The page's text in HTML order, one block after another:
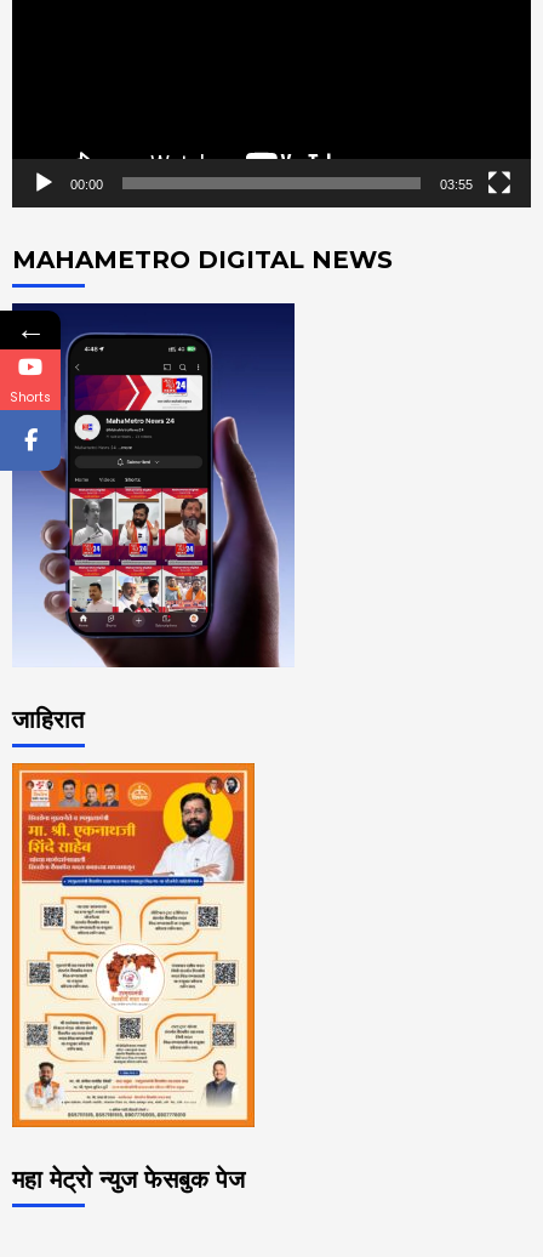
00:00 03:55
MAHAMETRO DIGITAL NEWS
जाहिरात
महा मेट्रो न्युज फेसबुक पेज
←
Shorts